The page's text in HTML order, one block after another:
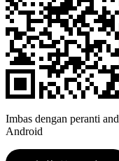
Imbas dengan peranti
Android